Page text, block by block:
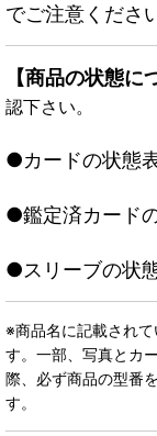
でご注意くださ
【商品の状態に
認下さい。
●カードの状態
●鑑定済カード
●スリーブの状
※商品名に記載され
す。一部、写真とカ
際、必ず商品の型番
す。